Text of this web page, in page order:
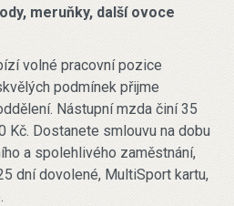
meruňky, další ovoce
volné pracovní pozice
podmínek přijme
Nástupní mzda činí 35
Kč. Dostanete smlouvu na dobu
a spolehlivého zaměstnání,
dní dovolené, MultiSport kartu,